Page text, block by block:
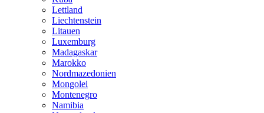
Lettland
Liechtenstein
Litauen
Luxemburg
Madagaskar
Marokko
Nordmazedonien
Mongolei
Montenegro
Namibia